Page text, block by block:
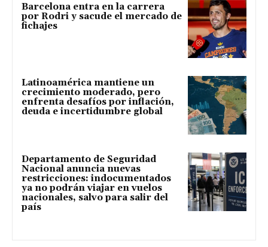
Barcelona entra en la carrera
por Rodri y sacude el mercado de
fichajes
Latinoamérica mantiene un
crecimiento moderado, pero
enfrenta desafíos por inflación,
deuda e incertidumbre global
Departamento de Seguridad
Nacional anuncia nuevas
restricciones: indocumentados
ya no podrán viajar en vuelos
nacionales, salvo para salir del
país